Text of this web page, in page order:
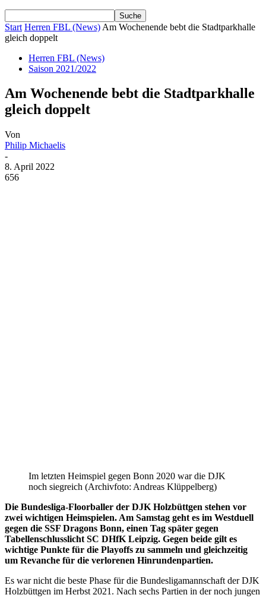
Start Herren FBL (News) Am Wochenende bebt die Stadtparkhalle
gleich doppelt
Herren FBL (News)
Saison 2021/2022
Am Wochenende bebt die Stadtparkhalle
gleich doppelt
Von
Philip Michaelis
-
8. April 2022
656
Im letzten Heimspiel gegen Bonn 2020 war die DJK
noch siegreich (Archivfoto: Andreas Klüppelberg)
Die Bundesliga-Floorballer der DJK Holzbüttgen stehen vor
zwei wichtigen Heimspielen. Am Samstag geht es im Westduell
gegen die SSF Dragons Bonn, einen Tag später gegen
Tabellenschlusslicht SC DHfK Leipzig. Gegen beide gilt es
wichtige Punkte für die Playoffs zu sammeln und gleichzeitig
um Revanche für die verlorenen Hinrundenpartien.
Es war nicht die beste Phase für die Bundesligamannschaft der DJK
Holzbüttgen im Herbst 2021. Nach sechs Partien in der noch jungen